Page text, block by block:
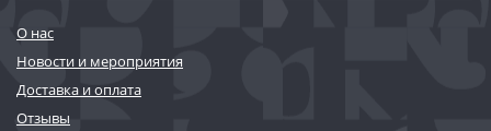
О нас
Новости и мероприятия
Доставка и оплата
Отзывы